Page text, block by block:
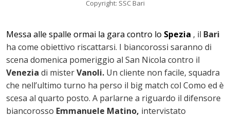
Copyright: SSC Bari
Messa alle spalle ormai la gara contro lo Spezia , il Bari
ha come obiettivo riscattarsi. I biancorossi saranno di
scena domenica pomeriggio al San Nicola contro il
Venezia di misterVanoli. Un cliente non facile, squadra
che nell’ultimo turno ha perso il big match col Como ed è
scesa al quarto posto. A parlarne a riguardo il difensore
biancorosso Emmanuele Matino, intervistato